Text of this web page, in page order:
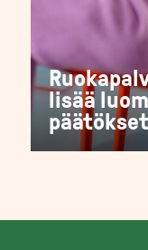
lisää